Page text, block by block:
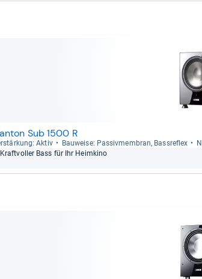
Sub 1500 R
Aktiv Bau­weise: Pas­siv­mem­bran, Bass­re­flex
Kraft­vol­ler Bass für Ihr Heim­kino